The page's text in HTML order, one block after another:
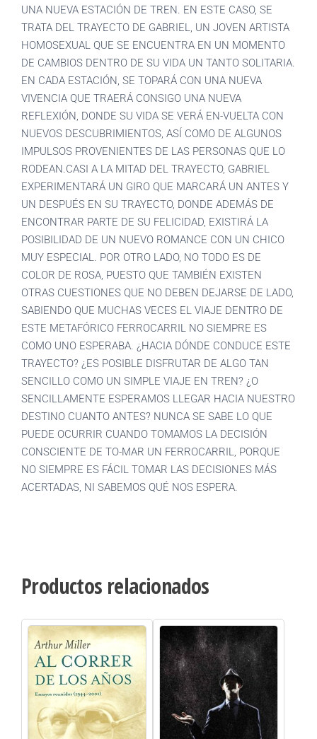
UNA NUEVA ESTACIÓN DE TREN. EN ESTE CASO, SE
TRATA DEL TRAYECTO DE GABRIEL, UN JOVEN ARTISTA
HOMOSEXUAL QUE SE ENCUENTRA EN UN MOMENTO
DE CAMBIOS DENTRO DE SU VIDA UN TANTO SOLITARIA.
EN CADA ESTACIÓN, SE TOPARÁ CON UNA NUEVA
VIVENCIA QUE TRAERÁ CONSIGO UNA NUEVA
REFLEXIÓN, DONDE SU VIDA SE VERÁ EN-VUELTA CON
NUEVOS DESCUBRIMIENTOS, ASÍ COMO DE ALGUNOS
IMPULSOS PROVENIENTES DE LAS PERSONAS QUE LO
RODEAN.CASI A LA MITAD DEL TRAYECTO, GABRIEL
EXPERIMENTARÁ UN GIRO QUE MARCARÁ UN ANTES Y
UN DESPUÉS EN SU TRAYECTO, DONDE ADEMÁS DE
ENCONTRAR PARTE DE SU FELICIDAD, EXISTIRÁ LA
POSIBILIDAD DE UN NUEVO ROMANCE CON UN CHICO
MUY ESPECIAL. POR OTRO LADO, NO TODO ES DE
COLOR DE ROSA, PUESTO QUE TAMBIÉN EXISTEN
OTRAS CUESTIONES QUE NO DEBEN DEJARSE DE LADO,
SABIENDO QUE MUCHAS VECES EL VIAJE DENTRO DE
ESTE METAFÓRICO FERROCARRIL NO SIEMPRE ES
COMO UNO ESPERABA. ¿HACIA DÓNDE CONDUCE ESTE
TRAYECTO? ¿ES POSIBLE DISFRUTAR DE ALGO TAN
SENCILLO COMO UN SIMPLE VIAJE EN TREN? ¿O
SENCILLAMENTE ESPERAMOS LLEGAR HACIA NUESTRO
DESTINO CUANTO ANTES? NUNCA SE SABE LO QUE
PUEDE OCURRIR CUANDO TOMAMOS LA DECISIÓN
CONSCIENTE DE TO-MAR UN FERROCARRIL, PORQUE
NO SIEMPRE ES FÁCIL TOMAR LAS DECISIONES MÁS
ACERTADAS, NI SABEMOS QUÉ NOS ESPERA.
Productos relacionados